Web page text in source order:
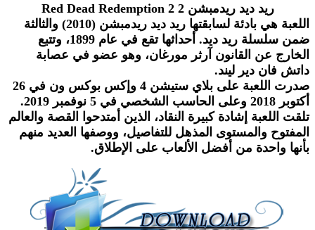
ريد ديد ريدمبشن 2 Red Dead Redemption 2
اللعبة هي بادئة لسابقتها ريد ديد ريدمبشن (2010) والثالثة
ضمن سلسلة ريد ديد. أحداثها تقع في عام 1899، وتتبع
الخارج عن القانون آرثر مورغان، وهو عضو في عصابة
داتش فان دير ليند.
صدرت اللعبة على بلاي ستيشن 4 وإكس بوكس ون في 26
أكتوبر 2018 وعلى الحاسب الشخصي في 5 نوفمبر 2019.
تلقت اللعبة إشادة كبيرة النقاد، الذين أمتدحوا القصة والعالم
المفتوح والمستوى المذهل للتفاصيل، ووصفها العديد منهم
بأنها واحدة من أفضل الألعاب على الإطلاق.